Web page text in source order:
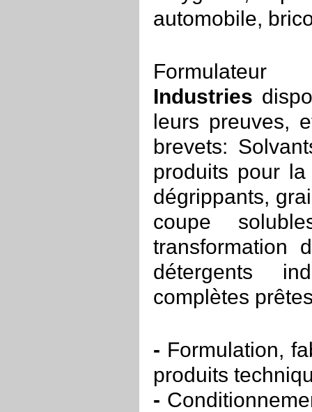
automobile,
Industries
leurs preuves,
brevets:
produits pour
dégrippants,
coupe
transformation
détergents
complètes
- Formulation,
produits
-